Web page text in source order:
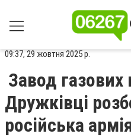
09:37, 29 жовтня 2025 р.
Завод газових
Дружківці
російська